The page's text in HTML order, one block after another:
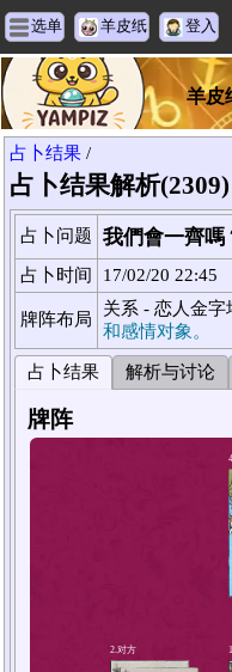
选单 羊皮纸 登入
羊皮
占卜结果 /
占卜结果解析(2309)
占卜问题 我們會一齊嗎
占卜时间 17/02/20 22:45
牌阵布局
关系 - 恋人金字
和感情对象。
占卜结果 解析与讨论
牌阵